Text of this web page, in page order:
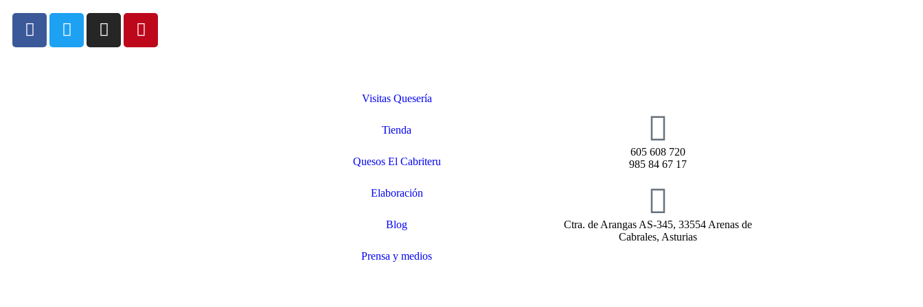
Visitas Quesería
Tienda
Quesos El Cabriteru
Elaboración
Blog
Prensa y medios
605 608 720
985 84 67 17
Ctra. de Arangas AS-345, 33554 Arenas de
Cabrales, Asturias